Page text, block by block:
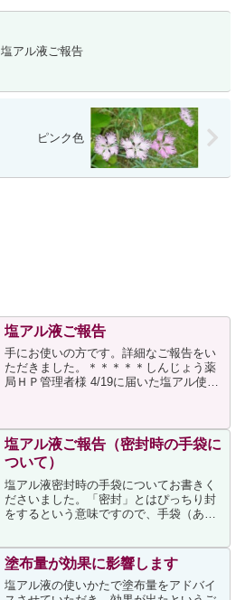
塩アル液ご報告
ピンク色
塩アル液ご報告
手にお使いの方です。詳細なご報告をい
ただきました。＊＊＊＊＊しんじょう薬
局ＨＰ管理者様 4/19に届いた塩アル使用
２?３でした。意識をし出したのは小学生
の時です。かれ...
塩アル液ご報告（密封時の手袋に
ついて）
塩アル液密封時の手袋についてお書きく
ださいました。「密封」とはぴっちり封
をするという意味ですので、手袋（ある
＊＊＊＊＊お世話になっております。使
用いたしましたので詳細を...
塗布量が効果に影響します
塩アル液の使いかたで塗布量をアドバイ